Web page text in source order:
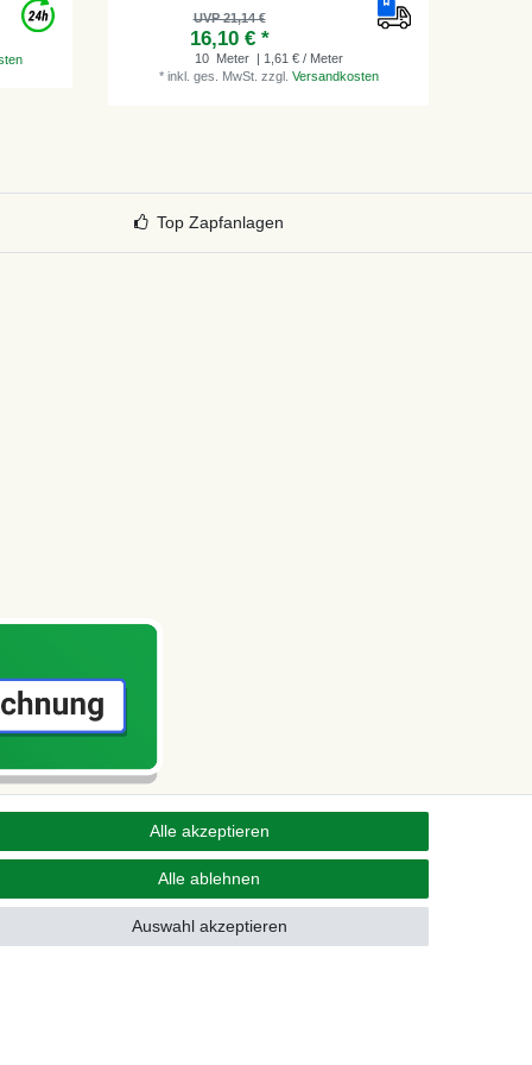
UVP 21,14 €
16,10 € *
10 Meter
| 1,61 € / Meter
* inkl. ges. MwSt. zzgl. Versandkosten
Top Zapfanlagen
Alle akzeptieren
Alle ablehnen
Auswahl akzeptieren